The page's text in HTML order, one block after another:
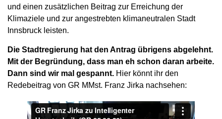
und einen zusätzlichen Beitrag zur Erreichung der
Klimaziele und zur angestrebten klimaneutralen Stadt
Innsbruck leisten.
Die Stadtregierung hat den Antrag übrigens abgelehnt.
Mit der Begründung, dass man eh schon daran arbeite.
Dann sind wir mal gespannt. Hier könnt ihr den
Redebeitrag von GR MMst. Franz Jirka nachsehen: